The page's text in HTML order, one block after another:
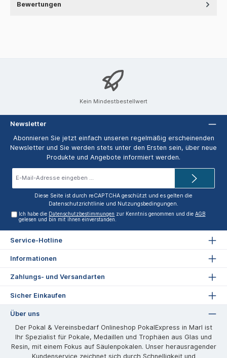
Bewertungen
Kein Mindestbestellwert
Newsletter
Abonnieren Sie jetzt einfach unseren regelmäßig erscheinenden
Newsletter und Sie werden stets unter den Ersten sein, über neue
Produkte und Angebote informiert werden.
Diese Seite ist durch reCAPTCHA geschützt und es gelten die
Datenschutzrichtlinie und Nutzungsbedingungen.
Ich habe die Datenschutzbestimmungen zur Kenntnis genommen und dieAGB
gelesen und bin mit ihnen einverstanden.
Service-Hotline
Informationen
Zahlungs- und Versandarten
Sicher Einkaufen
Über uns
Der Pokal & Vereinsbedarf Onlineshop PokalExpress in Marl ist
Ihr Spezialist für Pokale, Medaillen und Trophäen aus Glas und
Resin, mit einem Fokus auf Säulenpokalen. Unser herausragender
Kundenservice zeichnet sich durch Schnelligkeit und